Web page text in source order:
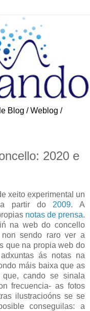
Blog / Weblog /
2020 e
xeito experimental un
a partir do 2009. A
notas de prensa.
na web do concello
non sendo raro ver a
que na propia web do
ás notas na
máis baixa que as
cando se sinala
frecuencia- as fotos
ilustracioóns se se
conseguilas: a